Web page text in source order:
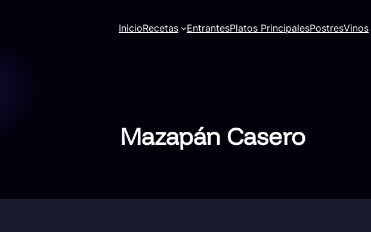
InicioRecetas EntrantesPlatos PrincipalesPostresVinos
Mazapán Casero